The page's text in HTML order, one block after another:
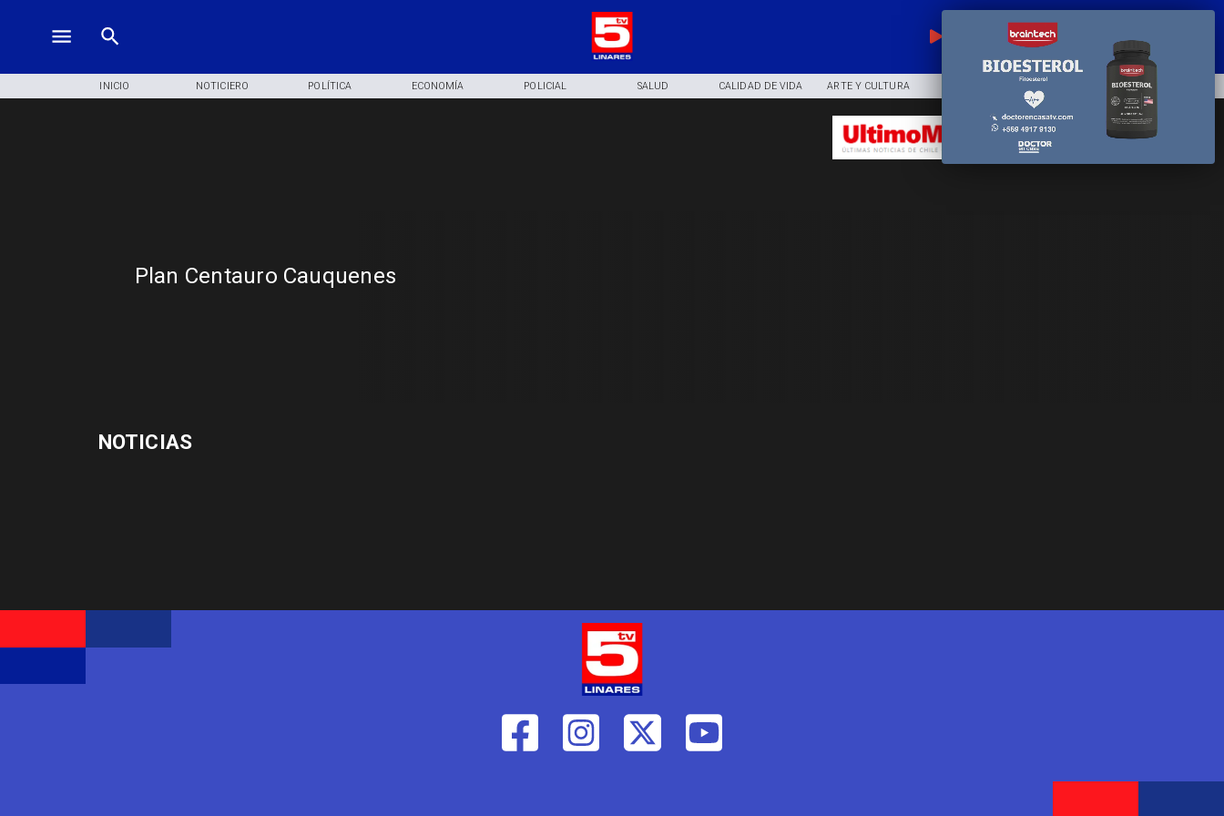
EN VIVO
INICIO NOTICIERO POLÍTICA ECONOMÍA POLICIAL SALUD CALIDAD DE VIDA ARTE Y CULTURA
Plan Centauro Cauquenes
NOTICIAS